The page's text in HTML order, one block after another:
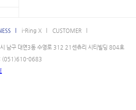
l i-Ring X l CUSTOMER l
남구 대연3동 수영로 312 21센츄리 시티빌딩 804호
(051)610-0683